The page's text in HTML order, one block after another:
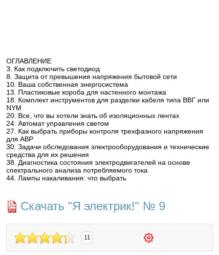
ОГЛАВЛЕНИЕ
3. Как подключить светодиод
8. Защита от превышения напряжения бытовой сети
10. Ваша собственная энергосистема
13. Пластиковые короба для настенного монтажа
18. Комплект инструментов для разделки кабеля типа ВВГ или
NYM
20. Все, что вы хотели знать об изоляционных лентах
24. Автомат управления светом
27. Как выбрать приборы контроля трехфазного напряжения
для АВР
30. Задачи обследования электрооборудования и технические
средства для их решения
38. Диагностика состояния электродвигателей на основе
спектрального анализа потребляемого тока
44. Лампы накаливания: что выбрать
Скачать "Я электрик!" № 9
11